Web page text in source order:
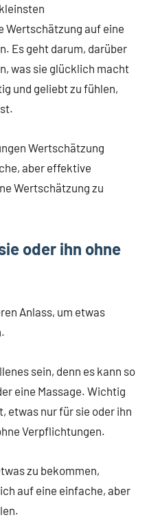
Wertschätzung auf eine
Es geht darum, darüber
was sie glücklich macht
und geliebt zu fühlen,
Wertschätzung
aber effektive
Wertschätzung zu
oder ihn ohne
Anlass, um etwas
sein, denn es kann so
eine Massage. Wichtig
etwas nur für sie oder ihn
Verpflichtungen.
zu bekommen,
auf eine einfache, aber